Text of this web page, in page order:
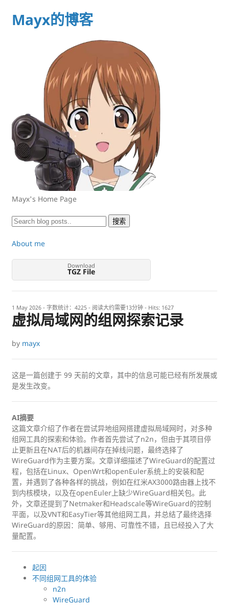
Mayx的博客
Mayx's Home Page
About me
Download
TGZ File
1 May 2026 - 字数统计：4225 - 阅读大约需要13分钟 - Hits: 1627
虚拟局域网的组网探索记录
by mayx
这是一篇创建于 99 天前的文章，其中的信息可能已经有所发展或
是发生改变。
AI摘要
这篇文章介绍了作者在尝试异地组网搭建虚拟局域网时，对多种
组网工具的探索和体验。作者首先尝试了n2n，但由于其项目停
止更新且在NAT后的机器间存在掉线问题，最终选择了
WireGuard作为主要方案。文章详细描述了WireGuard的配置过
程，包括在Linux、OpenWrt和openEuler系统上的安装和配
置，并遇到了各种各样的挑战，例如在红米AX3000路由器上找不
到内核模块，以及在openEuler上缺少WireGuard相关包。此
外，文章还提到了Netmaker和Headscale等WireGuard的控制
平面，以及VNT和EasyTier等其他组网工具，并总结了最终选择
WireGuard的原因：简单、够用、可靠性不错，且已经投入了大
量配置。
起因
不同组网工具的体验
n2n
WireGuard